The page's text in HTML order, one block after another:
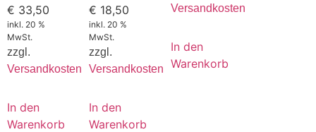
€ 33,50
inkl. 20 %
MwSt.
zzgl.
Versandkosten
In den
Warenkorb
€ 18,50
inkl. 20 %
MwSt.
zzgl.
Versandkosten
In den
Warenkorb
Versandkosten
In den
Warenkorb